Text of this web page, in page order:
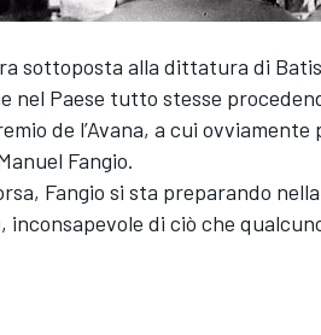
sottoposta alla dittatura di
nel Paese tutto stesse
de l’Avana, a cui
Fangio.
Fangio si sta preparando
di ciò che